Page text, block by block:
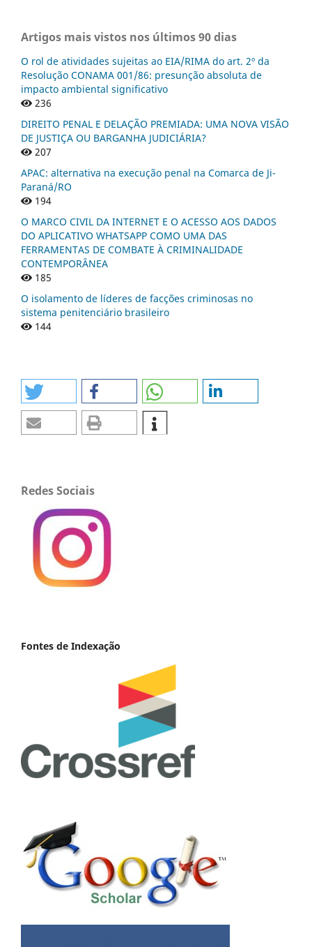
Artigos mais vistos nos últimos 90 dias
O rol de atividades sujeitas ao EIA/RIMA do art. 2º da
Resolução CONAMA 001/86: presunção absoluta de
impacto ambiental significativo
236
DIREITO PENAL E DELAÇÃO PREMIADA: UMA NOVA VISÃO
DE JUSTIÇA OU BARGANHA JUDICIÁRIA?
207
APAC: alternativa na execução penal na Comarca de Ji-
Paraná/RO
194
O MARCO CIVIL DA INTERNET E O ACESSO AOS DADOS
DO APLICATIVO WHATSAPP COMO UMA DAS
FERRAMENTAS DE COMBATE À CRIMINALIDADE
CONTEMPORÂNEA
185
O isolamento de líderes de facções criminosas no
sistema penitenciário brasileiro
144
Redes Sociais
Fontes de Indexação